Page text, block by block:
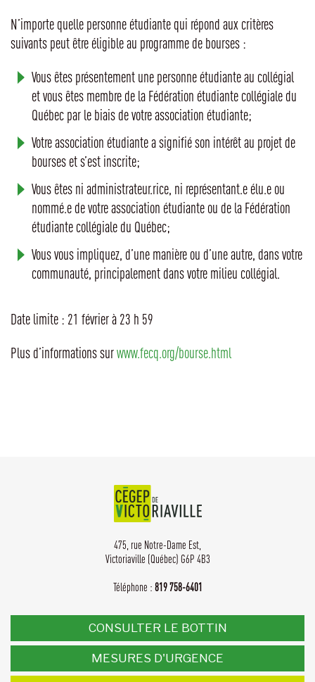
N’importe quelle personne étudiante qui répond aux critères
suivants peut être éligible au programme de bourses :
Vous êtes présentement une personne étudiante au collégial
et vous êtes membre de la Fédération étudiante collégiale du
Québec par le biais de votre association étudiante;
Votre association étudiante a signifié son intérêt au projet de
bourses et s’est inscrite;
Vous êtes ni administrateur.rice, ni représentant.e élu.e ou
nommé.e de votre association étudiante ou de la Fédération
étudiante collégiale du Québec;
Vous vous impliquez, d’une manière ou d’une autre, dans votre
communauté, principalement dans votre milieu collégial.
Date limite : 21 février à 23 h 59
Plus d’informations surwww.fecq.org/bourse.html
475, rue Notre-Dame Est,
Victoriaville (Québec) G6P 4B3
Téléphone :819 758-6401
CONSULTER LE BOTTIN
MESURES D'URGENCE